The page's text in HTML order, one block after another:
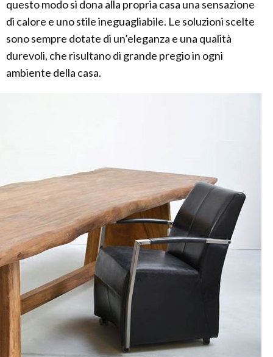
questo modo si dona alla propria casa una sensazione
di calore e uno stile ineguagliabile. Le soluzioni scelte
sono sempre dotate di un’eleganza e una qualità
durevoli, che risultano di grande pregio in ogni
ambiente della casa.